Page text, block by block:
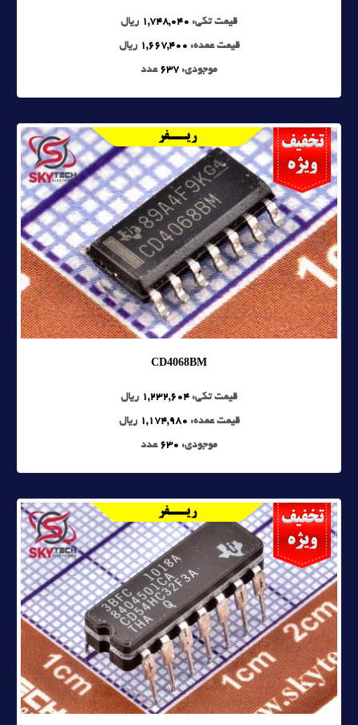
قیمت تکی: 1,748,040 ریال
قیمت عمده: 1,667,400 ریال
موجودی: 637 عدد
CD4068BM
قیمت تکی: 1,232,604 ریال
قیمت عمده: 1,174,980 ریال
موجودی: 630 عدد